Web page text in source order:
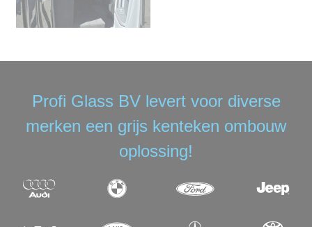
Profi Glass BV levert voor diverse
merken een grijs kenteken ombouw
oplossing!